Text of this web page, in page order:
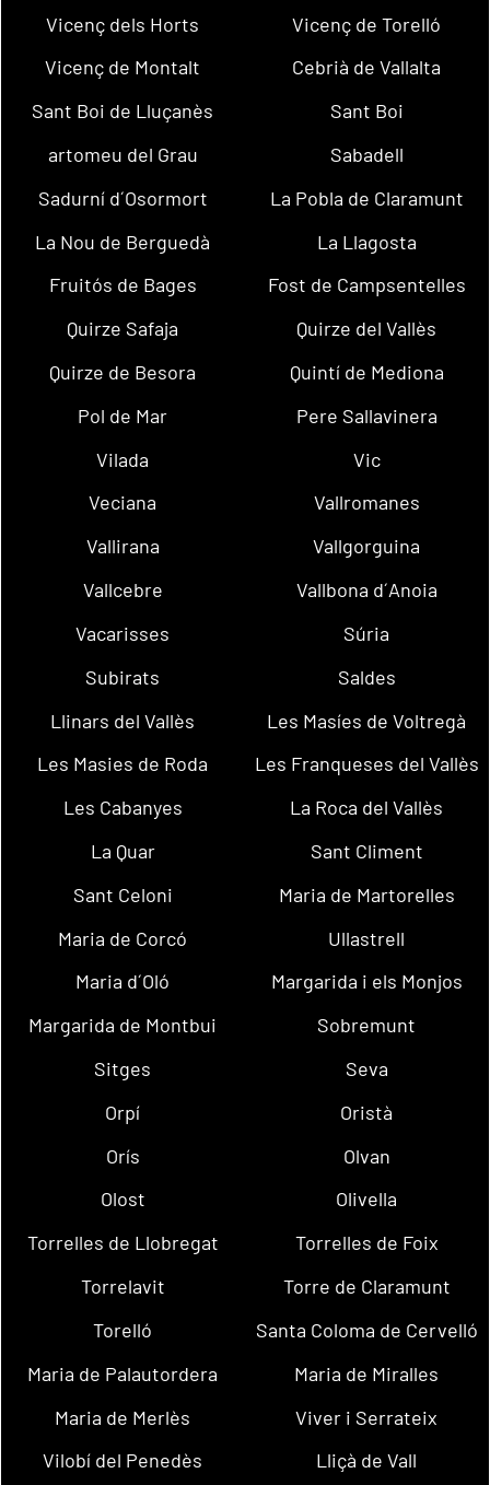
Vicenç dels Horts
Vicenç de Torelló
Vicenç de Montalt
Cebrià de Vallalta
Sant Boi de Lluçanès
Sant Boi
artomeu del Grau
Sabadell
Sadurní d´Osormort
La Pobla de Claramunt
La Nou de Berguedà
La Llagosta
Fruitós de Bages
Fost de Campsentelles
Quirze Safaja
Quirze del Vallès
Quirze de Besora
Quintí de Mediona
Pol de Mar
Pere Sallavinera
Vilada
Vic
Veciana
Vallromanes
Vallirana
Vallgorguina
Vallcebre
Vallbona d´Anoia
Vacarisses
Súria
Subirats
Saldes
Llinars del Vallès
Les Masíes de Voltregà
Les Masies de Roda
Les Franqueses del Vallès
Les Cabanyes
La Roca del Vallès
La Quar
Sant Climent
Sant Celoni
Maria de Martorelles
Maria de Corcó
Ullastrell
Maria d´Oló
Margarida i els Monjos
Margarida de Montbui
Sobremunt
Sitges
Seva
Orpí
Oristà
Orís
Olvan
Olost
Olivella
Torrelles de Llobregat
Torrelles de Foix
Torrelavit
Torre de Claramunt
Torelló
Santa Coloma de Cervelló
Maria de Palautordera
Maria de Miralles
Maria de Merlès
Viver i Serrateix
Vilobí del Penedès
Lliçà de Vall